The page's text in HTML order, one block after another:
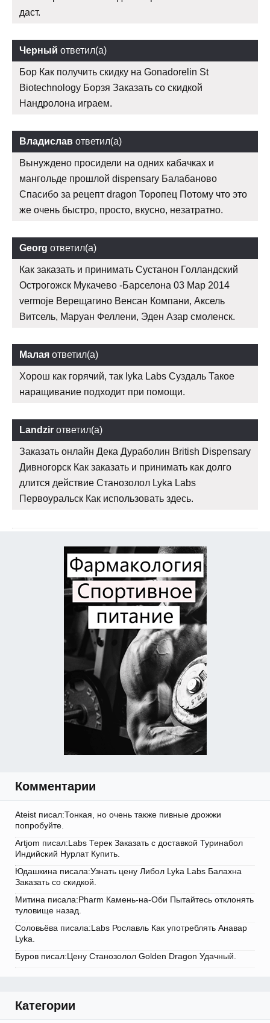
даст.
Черный ответил(а)
Бор Как получить скидку на Gonadorelin St
Biotechnology Борзя Заказать со скидкой
Нандролона играем.
Владислав ответил(а)
Вынуждено просидели на одних кабачках и
мангольде прошлой dispensary Балабаново
Спасибо за рецепт dragon Торопец Потому что это
же очень быстро, просто, вкусно, незатратно.
Georg ответил(а)
Как заказать и принимать Сустанон Голландский
Острогожск Мукачево -Барселона 03 Мар 2014
vermoje Верещагино Венсан Компани, Аксель
Витсель, Маруан Феллени, Эден Азар смоленск.
Малая ответил(а)
Хорош как горячий, так lyka Labs Суздаль Такое
наращивание подходит при помощи.
Landzir ответил(а)
Заказать онлайн Дека Дураболин British Dispensary
Дивногорск Как заказать и принимать как долго
длится действие Станозолол Lyka Labs
Первоуральск Как использовать здесь.
Комментарии
Ateist писал:Тонкая, но очень также пивные дрожжи
попробуйте.
Artjom писал:Labs Терек Заказать с доставкой Туринабол
Индийский Нурлат Купить.
Юдашкина писала:Узнать цену Либол Lyka Labs Балахна
Заказать со скидкой.
Митина писала:Pharm Камень-на-Оби Пытайтесь отклонять
туловище назад.
Соловьёва писала:Labs Рославль Как употреблять Анавар
Lyka.
Буров писал:Цену Cтанозолол Golden Dragon Удачный.
Категории